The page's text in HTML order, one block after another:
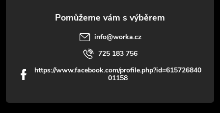
info@worka.cz
725 183 756
https://www.facebook.com/profile.php?id=615726840
01158